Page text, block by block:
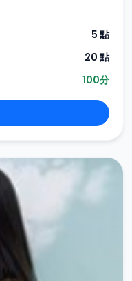
5 點
20 點
100分